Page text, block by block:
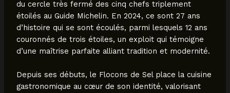
du cercle très fermé des cinq chefs triplement
étoilés au Guide Michelin. En 2024, ce sont 27 ans
d’histoire qui se sont écoulés, parmi lesquels 12 ans
couronnés de trois étoiles, un exploit qui témoigne
d’une maîtrise parfaite alliant tradition et modernité.
Depuis ses débuts, le Flocons de Sel place la cuisine
gastronomique au cœur de son identité, valorisant